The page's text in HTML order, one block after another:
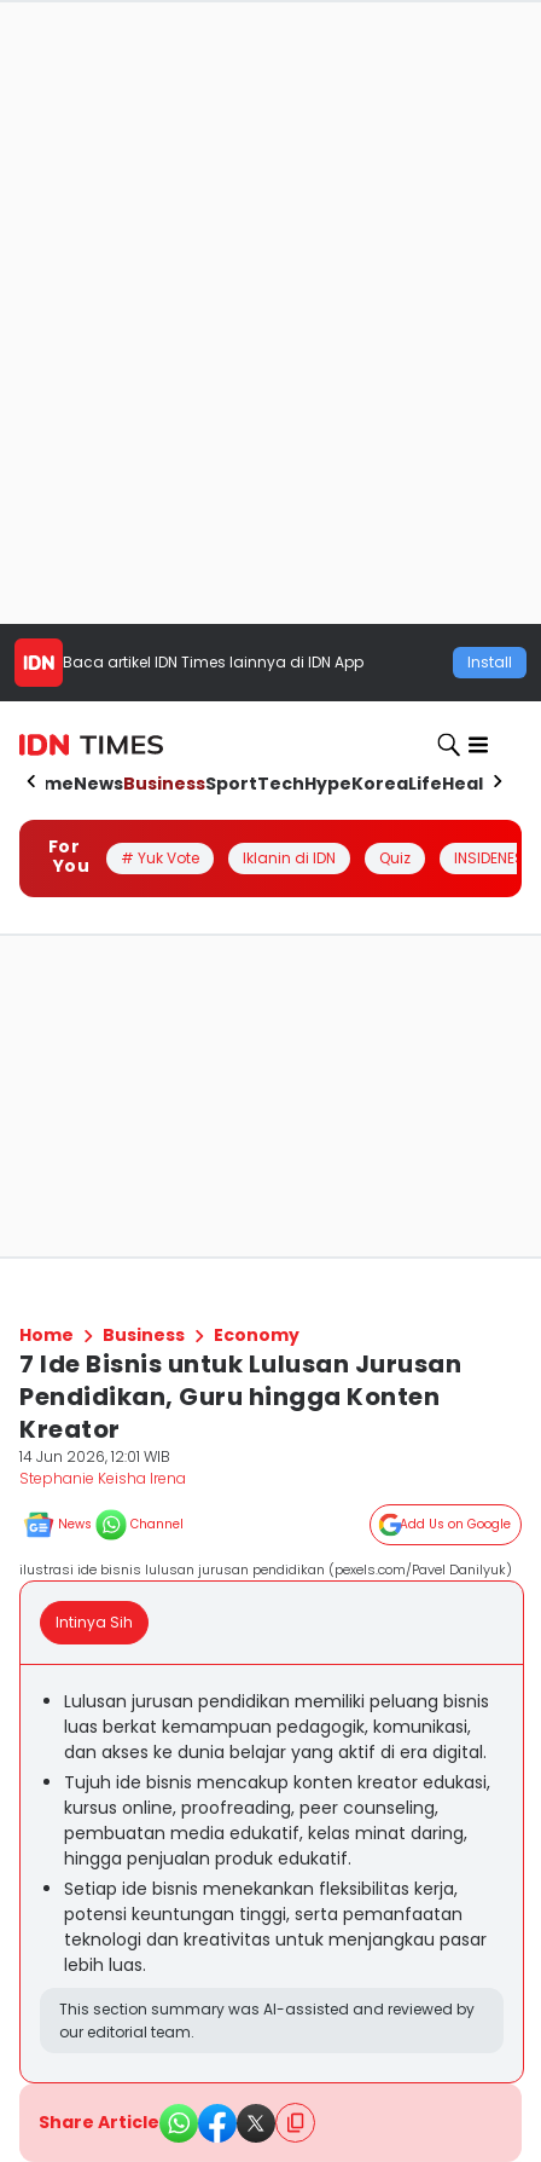
Baca artikel IDN Times lainnya di IDN App Install
HomeNewsBusinessSportTechHypeKoreaLifeHealth
For
You
# Yuk Vote Iklanin di IDN Quiz INSIDENESIA
Home Business Economy
7 Ide Bisnis untuk Lulusan Jurusan
Pendidikan, Guru hingga Konten
Kreator
14 Jun 2026, 12:01 WIB
Stephanie Keisha Irena
News Channel Add Us on Google
ilustrasi ide bisnis lulusan jurusan pendidikan (pexels.com/Pavel Danilyuk)
Intinya Sih
Lulusan jurusan pendidikan memiliki peluang bisnis
luas berkat kemampuan pedagogik, komunikasi,
dan akses ke dunia belajar yang aktif di era digital.
Tujuh ide bisnis mencakup konten kreator edukasi,
kursus online, proofreading, peer counseling,
pembuatan media edukatif, kelas minat daring,
hingga penjualan produk edukatif.
Setiap ide bisnis menekankan fleksibilitas kerja,
potensi keuntungan tinggi, serta pemanfaatan
teknologi dan kreativitas untuk menjangkau pasar
lebih luas.
This section summary was AI-assisted and reviewed by
our editorial team.
Share Article